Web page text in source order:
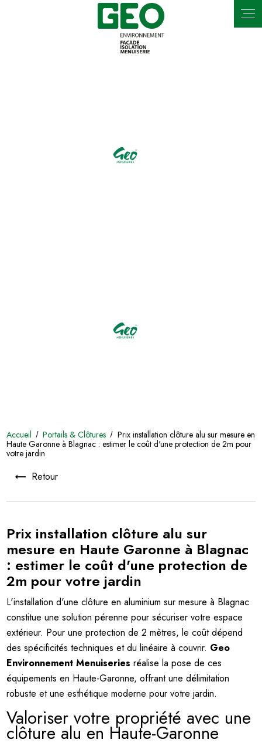
Accueil Portails & Clôtures
Prix installation clôture alu sur mesure en
Haute Garonne à Blagnac : estimer le coût d'une protection de 2m pour
votre jardin
Retour
Prix installation clôture alu sur
mesure en Haute Garonne à Blagnac
: estimer le coût d'une protection de
2m pour votre jardin
L'installation d'une clôture en aluminium sur mesure à Blagnac
constitue une solution pérenne pour sécuriser votre espace
extérieur. Pour une protection de 2 mètres, le coût dépend
des spécificités techniques et du linéaire à couvrir. Geo
Environnement Menuiseries réalise la pose de ces
équipements en Haute-Garonne, offrant une délimitation
robuste et une esthétique moderne pour votre jardin.
Valoriser votre propriété avec une
clôture alu en Haute-Garonne
Panneau de gestion des cookies